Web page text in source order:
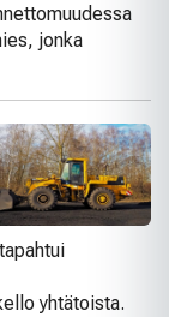
jonka
yhtätoista.